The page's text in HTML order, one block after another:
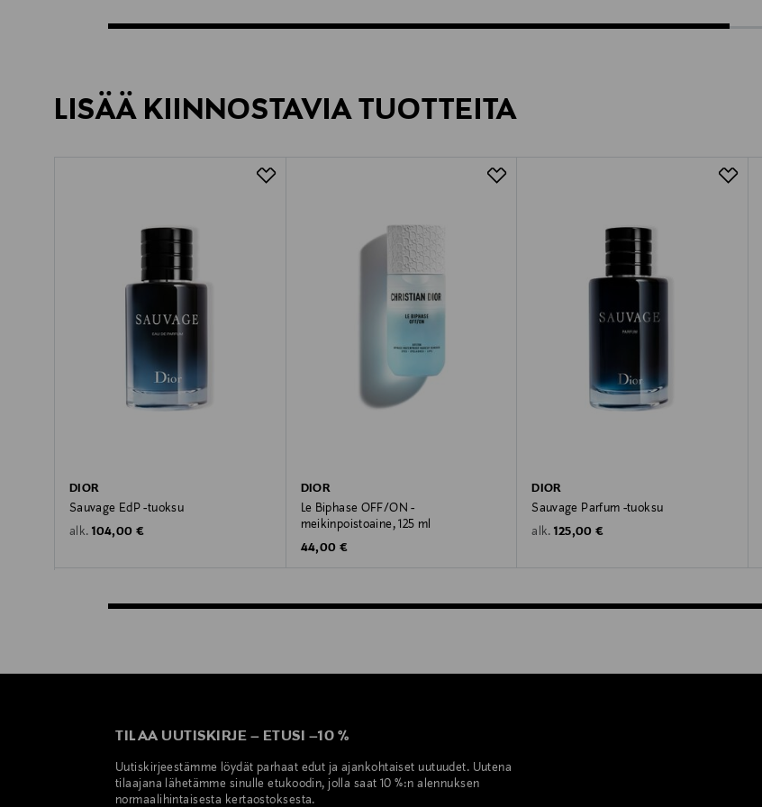
LISÄÄ KIINNOSTAVIA TUOTTEITA
DIOR
Sauvage EdP -tuoksu
alk. Original Price
104,00 €
DIOR
Le Biphase OFF/ON -
meikinpoistoaine, 125 ml
Original Price
44,00 €
DIOR
Sauvage Parfum -tuoksu
alk. Original Price
125,00 €
TILAA UUTISKIRJE – ETUSI –10 %
Uutiskirjeestämme löydät parhaat edut ja ajankohtaiset uutuudet. Uutena
tilaajana lähetämme sinulle etukoodin, jolla saat 10 %:n alennuksen
normaalihintaisesta kertaostoksesta.